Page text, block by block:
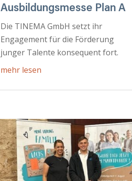
Ausbildungsmesse Plan A
Die TINEMA GmbH setzt ihr
Engagement für die Förderung
junger Talente konsequent fort.
mehr lesen